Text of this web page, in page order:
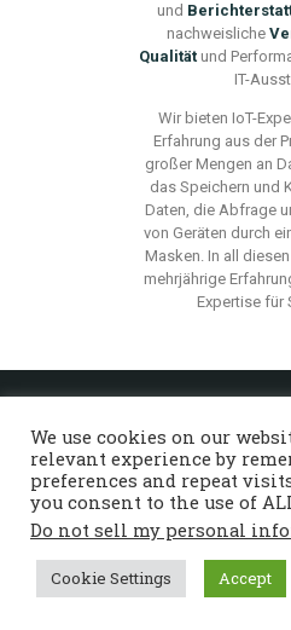
und
nachweisliche
Qualität und
IT-Auss
Wir bieten IoT-
Erfahrung aus der
großer Mengen an
das Speichern und
Daten, die Abfrage
von Geräten durch
Masken. In all
mehrjährige
Expertise für
Kontakt
© 2026 - Beyond
Alle Rechte
We use cookies on our
relevant experience by
preferences and repeat
you consent to the use of
Do not sell my personal
Cookie Settings Accept